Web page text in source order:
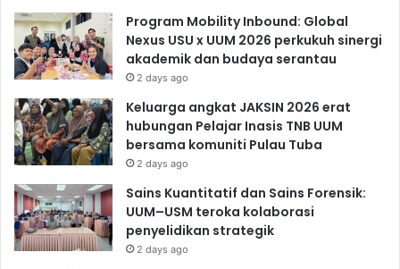
Program Mobility Inbound: Global
Nexus USU x UUM 2026 perkukuh sinergi
akademik dan budaya serantau
2 days ago
Keluarga angkat JAKSIN 2026 erat
hubungan Pelajar Inasis TNB UUM
bersama komuniti Pulau Tuba
2 days ago
Sains Kuantitatif dan Sains Forensik:
UUM–USM teroka kolaborasi
penyelidikan strategik
2 days ago